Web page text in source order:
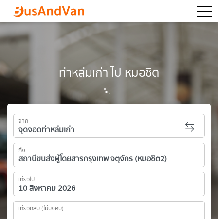
ท่าหล่มเก่า ไป หมอชิต
จาก
ถึง
เที่ยวไป
เที่ยวกลับ (ไม่บังคับ)